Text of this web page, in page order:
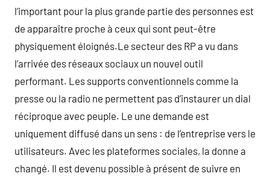
l’important pour la plus grande partie des personnes est
de apparaître proche à ceux qui sont peut-être
physiquement éloignés.Le secteur des RP a vu dans
l’arrivée des réseaux sociaux un nouvel outil
performant. Les supports conventionnels comme la
presse ou la radio ne permettent pas d’instaurer un dial
réciproque avec peuple. Le une demande est
uniquement diffusé dans un sens : de l’entreprise vers le
utilisateurs. Avec les plateformes sociales, la donne a
changé. Il est devenu possible à présent de suivre en